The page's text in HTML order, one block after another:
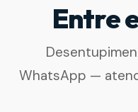
Entre
WhatsApp —